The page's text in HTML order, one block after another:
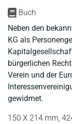
Buch
Neben den
KG als
bürgerlichen
Verein und der
gewidmet.
150 X 214 mm,